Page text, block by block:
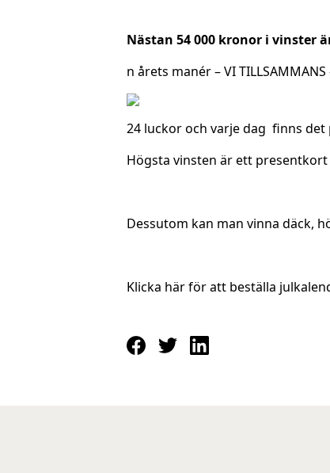
Nästan 54 000 kronor i vinster
n årets manér – VI TILLSAMMANS
24 luckor och varje dag finns
Högsta vinsten är ett presentkort
Dessutom kan man vinna däck,
Klicka här för att beställa